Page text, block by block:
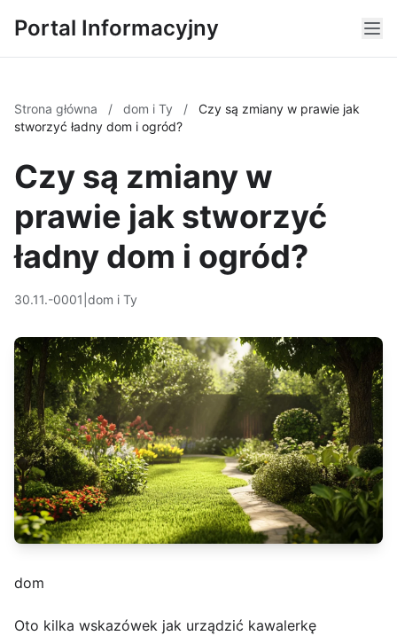
Portal Informacyjny
Strona główna / dom i Ty /
Czy są zmiany w prawie jak
stworzyć ładny dom i ogród?
Czy są zmiany w
prawie jak stworzyć
ładny dom i ogród?
30.11.-0001 dom i Ty
dom
Oto kilka wskazówek jak urządzić kawalerkę